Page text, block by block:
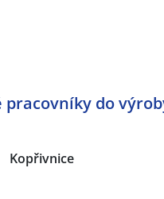
do
Kopřivnice